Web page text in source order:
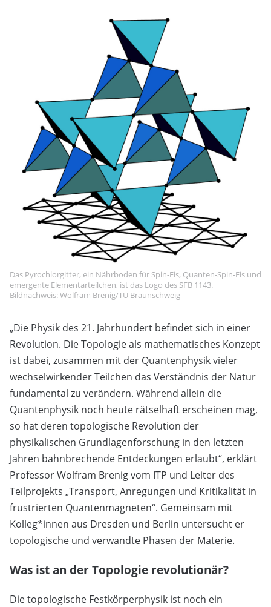
Das Pyrochlorgitter, ein Nährboden für Spin-Eis, Quanten-Spin-Eis und
emergente Elementarteilchen, ist das Logo des SFB 1143.
Bildnachweis: Wolfram Brenig/TU Braunschweig
„Die Physik des 21. Jahrhundert befindet sich in einer
Revolution. Die Topologie als mathematisches Konzept
ist dabei, zusammen mit der Quantenphysik vieler
wechselwirkender Teilchen das Verständnis der Natur
fundamental zu verändern. Während allein die
Quantenphysik noch heute rätselhaft erscheinen mag,
so hat deren topologische Revolution der
physikalischen Grundlagenforschung in den letzten
Jahren bahnbrechende Entdeckungen erlaubt“, erklärt
Professor Wolfram Brenig vom ITP und Leiter des
Teilprojekts „Transport, Anregungen und Kritikalität in
frustrierten Quantenmagneten“. Gemeinsam mit
Kolleg*innen aus Dresden und Berlin untersucht er
topologische und verwandte Phasen der Materie.
Was ist an der Topologie revolutionär?
Die topologische Festkörperphysik ist noch ein